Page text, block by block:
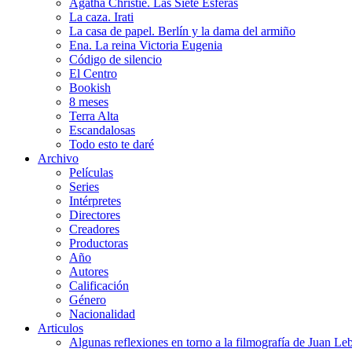
Agatha Christie. Las Siete Esferas
La caza. Irati
La casa de papel. Berlín y la dama del armiño
Ena. La reina Victoria Eugenia
Código de silencio
El Centro
Bookish
8 meses
Terra Alta
Escandalosas
Todo esto te daré
Archivo
Películas
Series
Intérpretes
Directores
Creadores
Productoras
Año
Autores
Calificación
Género
Nacionalidad
Articulos
Algunas reflexiones en torno a la filmografía de Juan